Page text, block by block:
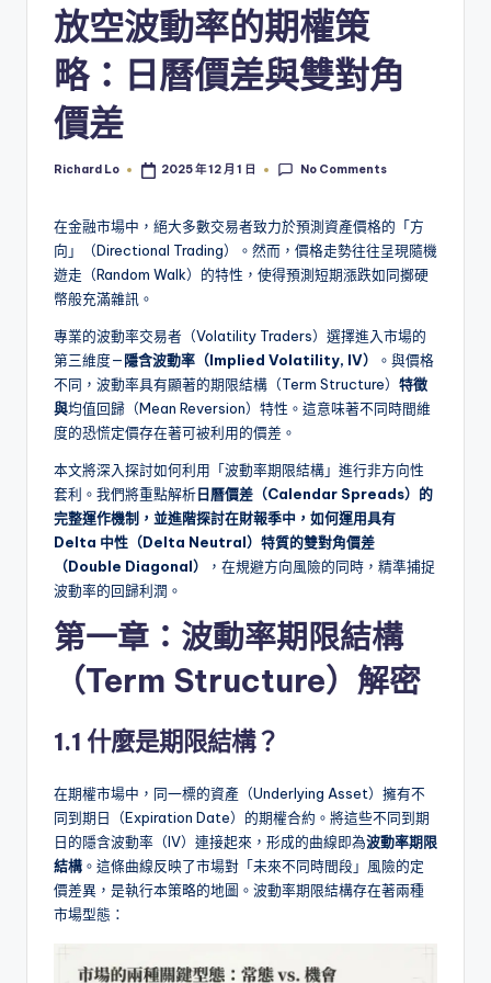
放空波動率的期權策
略：日曆價差與雙對角
價差
Posted
Richard Lo 2025 年 12 月 1 日 No Comments
在金融市場中，絕大多數交易者致力於預測資產價格的「方
向」（Directional Trading）。然而，價格走勢往往呈現隨機
遊走（Random Walk）的特性，使得預測短期漲跌如同擲硬
幣般充滿雜訊。
專業的波動率交易者（Volatility Traders）選擇進入市場的
第三維度—隱含波動率（Implied Volatility, IV）
。與價格
不同，波動率具有顯著的期限結構（Term Structure） 特徵
與均值回歸（Mean Reversion）特性。這意味著不同時間維
度的恐慌定價存在著可被利用的價差。
本文將深入探討如何利用「波動率期限結構」進行非方向性
套利。我們將重點解析日曆價差（Calendar Spreads）的
完整運作機制，並進階探討在財報季中，如何運用具有
Delta 中性（Delta Neutral）特質的雙對角價差
（Double Diagonal）
，在規避方向風險的同時，精準捕捉
波動率的回歸利潤。
第一章：波動率期限結構
（Term Structure）解密
1.1 什麼是期限結構？
在期權市場中，同一標的資產（Underlying Asset）擁有不
同到期日（Expiration Date）的期權合約。將這些不同到期
日的隱含波動率（IV）連接起來，形成的曲線即為波動率期限
結構 。這條曲線反映了市場對「未來不同時間段」風險的定
價差異，是執行本策略的地圖。波動率期限結構存在著兩種
市場型態：